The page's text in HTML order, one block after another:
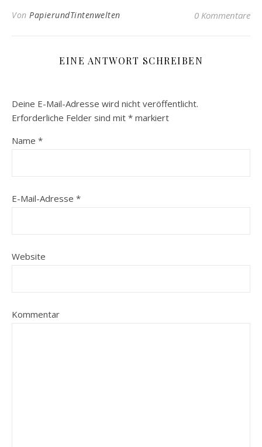
Von PapierundTintenwelten 0 Kommentare
EINE ANTWORT SCHREIBEN
Deine E-Mail-Adresse wird nicht veröffentlicht.
Erforderliche Felder sind mit * markiert
Name *
E-Mail-Adresse *
Website
Kommentar